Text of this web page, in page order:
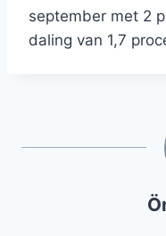
september met 2
daling van 1,7